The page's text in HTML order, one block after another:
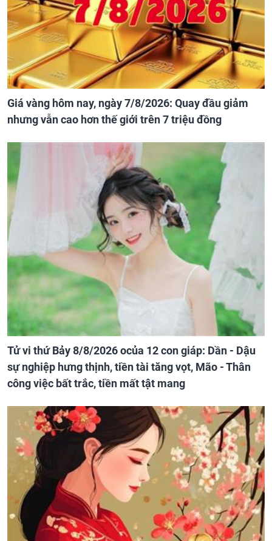
Giá vàng hôm nay, ngày 7/8/2026: Quay đầu giảm
nhưng vẫn cao hơn thế giới trên 7 triệu đồng
Tử vi thứ Bảy 8/8/2026 ocủa 12 con giáp: Dần - Dậu
sự nghiệp hưng thịnh, tiền tài tăng vọt, Mão - Thân
công việc bất trắc, tiền mất tật mang